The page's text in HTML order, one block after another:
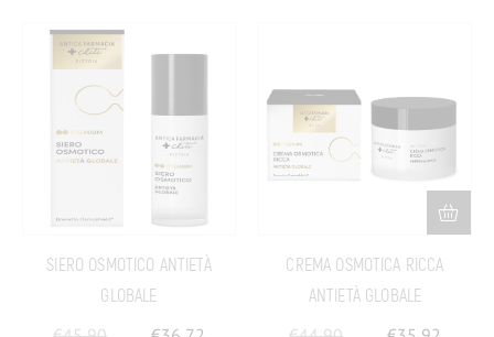
SIERO OSMOTICO ANTIETÀ
GLOBALE
CREMA OSMOTICA RICCA
ANTIETÀ GLOBALE